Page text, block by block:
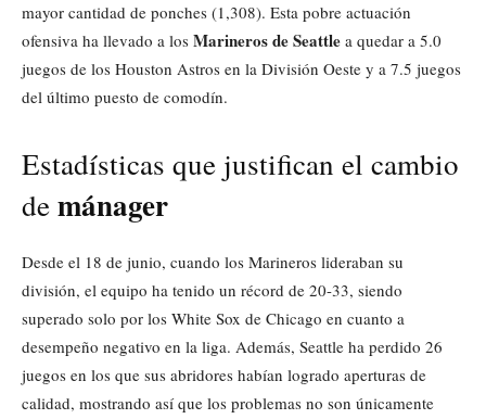
mayor cantidad de ponches (1,308). Esta pobre actuación
ofensiva ha llevado a los Marineros de Seattle a quedar a 5.0
juegos de los Houston Astros en la División Oeste y a 7.5 juegos
del último puesto de comodín.
Estadísticas que justifican el cambio
demánager
Desde el 18 de junio, cuando los Marineros lideraban su
división, el equipo ha tenido un récord de 20-33, siendo
superado solo por los White Sox de Chicago en cuanto a
desempeño negativo en la liga. Además, Seattle ha perdido 26
juegos en los que sus abridores habían logrado aperturas de
calidad, mostrando así que los problemas no son únicamente